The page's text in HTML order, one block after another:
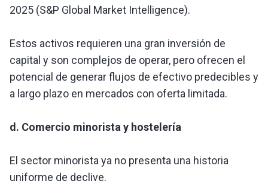
2025 (S&P Global Market Intelligence).
Estos activos requieren una gran inversión de
capital y son complejos de operar, pero ofrecen el
potencial de generar flujos de efectivo predecibles y
a largo plazo en mercados con oferta limitada.
d. Comercio minorista y hostelería
El sector minorista ya no presenta una historia
uniforme de declive.